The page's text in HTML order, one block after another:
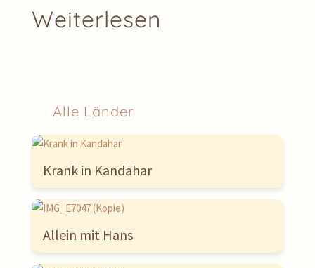
Weiterlesen
Alle Länder
Krank in Kandahar
Allein mit Hans